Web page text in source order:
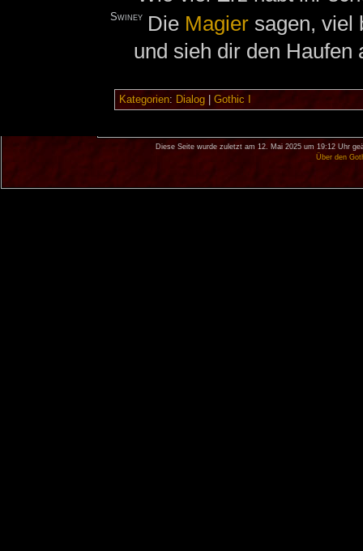
Swiney Die Magier sagen, viel
und sieh dir den Haufen
Kategorien: Dialog| Gothic I
Diese Seite wurde zuletzt am 12. Mai 2025 um 19:12 Uhr
Über den